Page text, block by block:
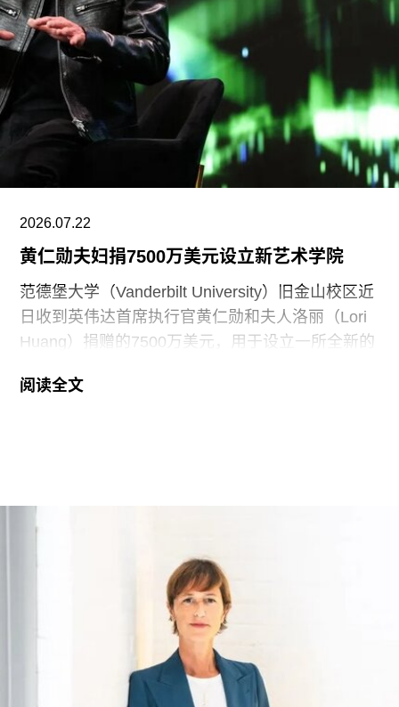
最初，这条长廊向外开放，长期暴露于风雨、日晒
和积雪之中。直到19世纪初，长廊才安装窗户。遗
憾的是，这些窗户反而形成了微气候环境，阻碍空
气流通，导致湿气滞留。在随后的几个世纪中，为
了防止颜料脱落，出于善意的修复人员在表面涂抹
了胶水，却无意间加速了壁画的劣化。
使用光纤激光清除表面污渍。需要补绘的部分将采
用与原作色彩一致的材料进行修补，同时确保修复
则。此外，工程还将安装全新的照明系统，并更换
新型窗户，以过滤紫外线、降低走廊入口处因阳光
照射产生的热量积聚，从而改善整体保存环境。
2026.07.22
黄仁勋夫妇捐7500万美元设立新艺术学院
范德堡大学（Vanderbilt University）旧金山校区近
日收到英伟达首席执行官黄仁勋和夫人洛丽（Lori
Huang）捐赠的7500万美元，用于设立一所全新的
筑与设计学院”，具体名称尚待校方批准。目前，学
后一家非营利性艺术院校，但近年来持续受招生人
数下降和预算赤字影响导致裁员，最终于今年年初
被范德堡大学收购。根据收购协议，加州艺术学院
将于2026-27学年结束后停止办学。
这笔捐赠是黄仁勋夫妇迄今向教育机构提供的最大
单笔捐款，金额超过了此前向其母校俄勒冈州立大
学捐赠的5000万美元。加上去年2月向范德堡大学
捐赠的2250万美元，黄仁勋夫妇对该校的捐赠总额
阅读全文